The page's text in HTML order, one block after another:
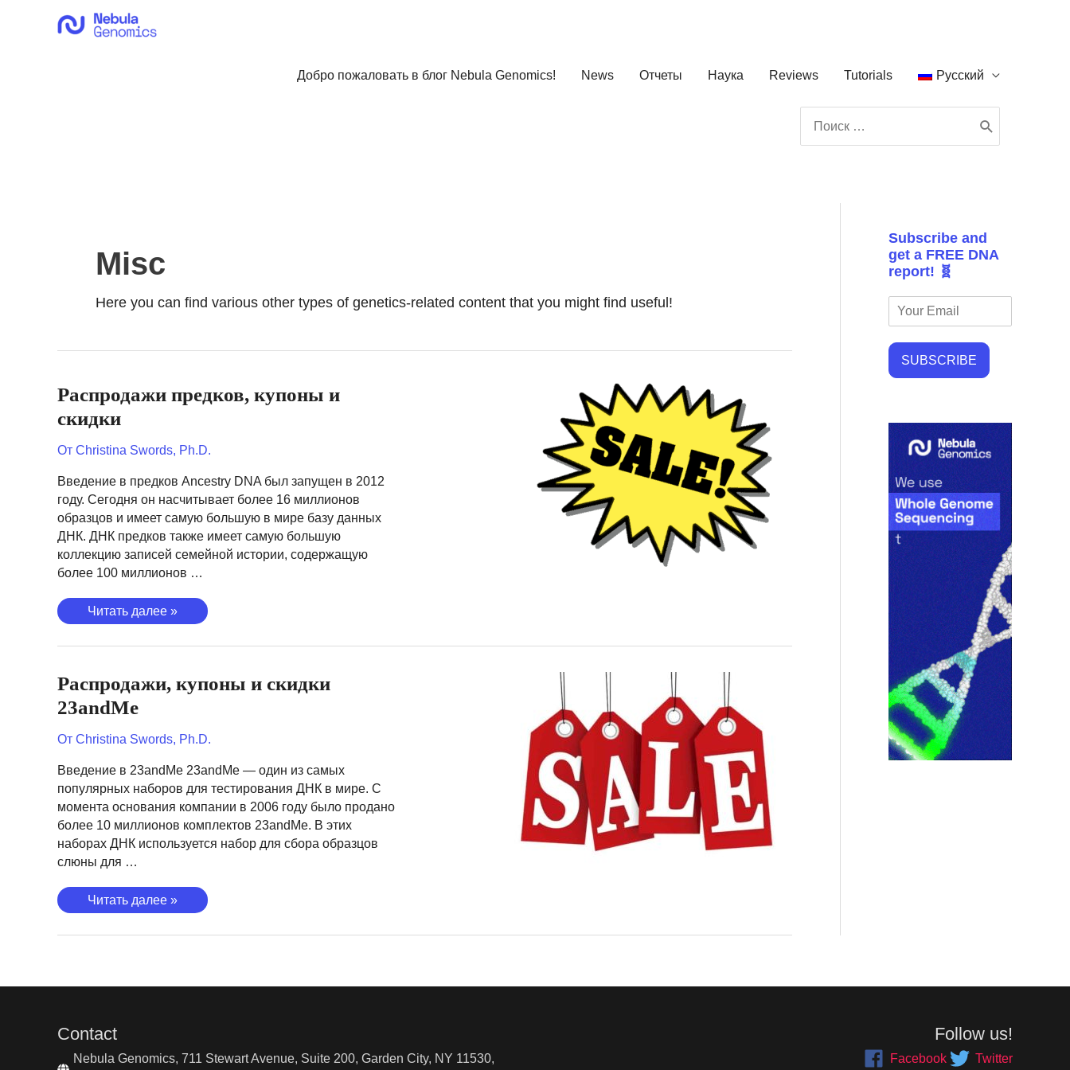
Добро пожаловать в блог Nebula Genomics! News Отчеты Наука Reviews Tutorials Русский
Misc
Here you can find various other types of genetics-related content that you might find useful!
Распродажи предков, купоны и
скидки
От Christina Swords, Ph.D.
Введение в предков Ancestry DNA был запущен в 2012
году. Сегодня он насчитывает более 16 миллионов
образцов и имеет самую большую в мире базу данных
ДНК. ДНК предков также имеет самую большую
коллекцию записей семейной истории, содержащую
более 100 миллионов …
Распродажи
предков,
купоны
скидки
Читать далее »
Распродажи, купоны и скидки
23andMe
От Christina Swords, Ph.D.
Введение в 23andMe 23andMe — один из самых
популярных наборов для тестирования ДНК в мире. С
момента основания компании в 2006 году было продано
более 10 миллионов комплектов 23andMe. В этих
наборах ДНК используется набор для сбора образцов
слюны для …
Распродажи,
купоны
и
Читать далее »
Subscribe and
get a FREE DNA
report! 🧬
SUBSCRIBE
Contact
Nebula Genomics, 711 Stewart Avenue, Suite 200, Garden City, NY 11530,
Follow us!
Facebook Twitter